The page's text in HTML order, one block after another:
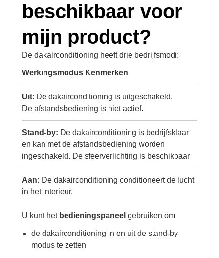
beschikbaar voor
mijn product?
De dakairconditioning heeft drie bedrijfsmodi:
Werkingsmodus Kenmerken
Uit: De dakairconditioning is uitgeschakeld.
De afstandsbediening is niet actief.
Stand-by: De dakairconditioning is bedrijfsklaar
en kan met de afstandsbediening worden
ingeschakeld. De sfeerverlichting is beschikbaar
Aan: De dakairconditioning conditioneert de lucht
in het interieur.
U kunt het bedieningspaneel gebruiken om
de dakairconditioning in en uit de stand-by
modus te zetten